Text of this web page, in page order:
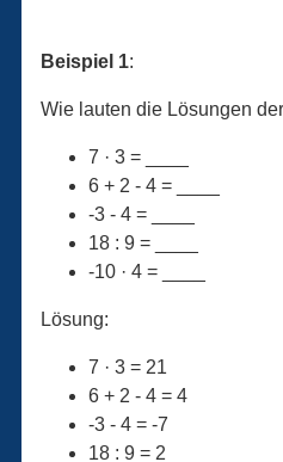
Beispiel 1:
Wie lauten die Lösungen
7 · 3 = ____
6 + 2 - 4 = ____
-3 - 4 = ____
18 : 9 = ____
-10 · 4 = ____
Lösung:
7 · 3 = 21
6 + 2 - 4 = 4
-3 - 4 = -7
18 : 9 = 2